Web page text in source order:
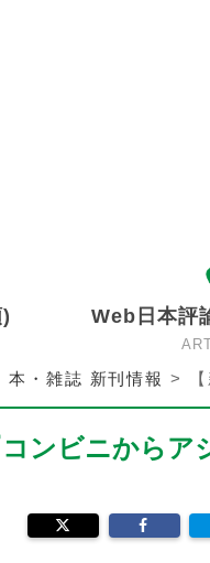
Web日本評
本・雑誌 新刊情報 >
コンビニからア